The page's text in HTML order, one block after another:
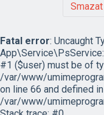
Fatal error: Uncaught
#1 ($user) must be of
/var/www/
on line 66 and defined in
/var/www/